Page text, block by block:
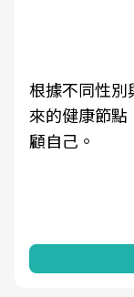
根據不同性
來的健康節
顧自己。